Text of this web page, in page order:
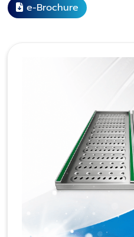
e-Brochure